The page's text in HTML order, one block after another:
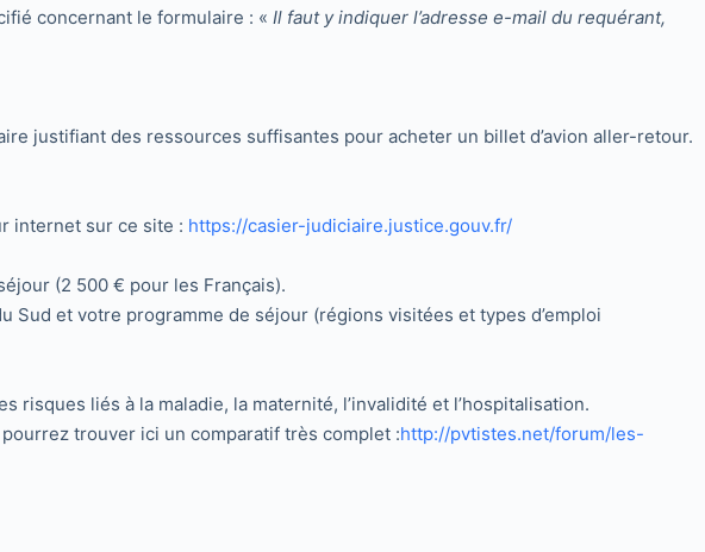
concernant le formulaire : « Il faut y indiquer l’adresse e-mail du requérant,
justifiant des ressources suffisantes pour acheter un billet d’avion aller-retour.
internet sur ce site : https://casier-judiciaire.justice.gouv.fr/
(2 500 € pour les Français).
et votre programme de séjour (régions visitées et types d’emploi
liés à la maladie, la maternité, l’invalidité et l’hospitalisation.
trouver ici un comparatif très complet :http://pvtistes.net/forum/les-